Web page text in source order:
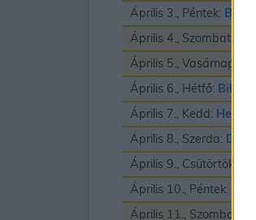
Április 3., Péntek: Buda
Április 4., Szombat:
Április 5., Vasárnap:
Április 6., Hétfő: Biborka
Április 7., Kedd: Herman
Április 8., Szerda: Dénes
Április 9., Csütörtök:
Április 10., Péntek:
Április 11., Szombat: